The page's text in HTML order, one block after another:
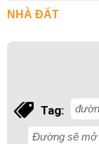
NHÀ ĐẤT
Tag:
Đường sẽ mở